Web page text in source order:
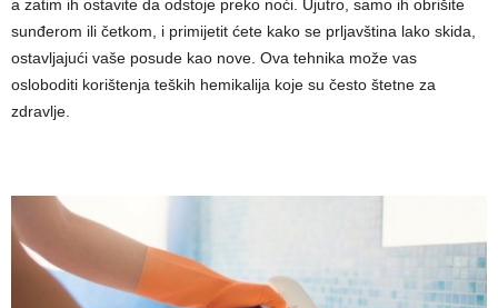
a zatim ih ostavite da odstoje preko noći. Ujutro, samo ih obrišite
sunđerom ili četkom, i primijetit ćete kako se prljavština lako skida,
ostavljajući vaše posude kao nove. Ova tehnika može vas
osloboditi korištenja teških hemikalija koje su često štetne za
zdravlje.